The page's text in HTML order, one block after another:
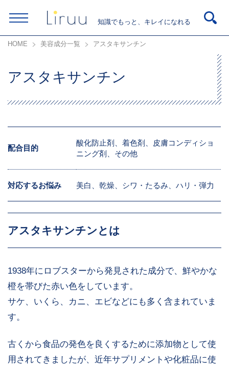
知識でもっと、キレイになれる
HOME 美容成分一覧 アスタキサンチン
アスタキサンチン
配合目的
酸化防止剤、着色剤、皮膚コンディショ
ニング剤、その他
対応するお悩み 美白、乾燥、シワ・たるみ、ハリ・弾力
アスタキサンチンとは
1938年にロブスターから発見された成分で、鮮やかな
橙を帯びた赤い色をしています。
サケ、いくら、カニ、エビなどにも多く含まれていま
す。
古くから食品の発色を良くするために添加物として使
用されてきましたが、近年サプリメントや化粧品に使